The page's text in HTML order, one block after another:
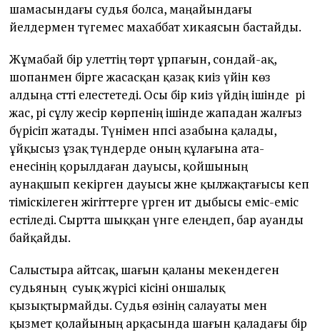
шамасындағы судья болса, маңайындағы
әйелдермен түгемес махаббат хикаясын бастайды.
Жұмабай бір әулеттің төрт ұрпағын, сондай-ақ,
шопанмен бірге жасасқан қазақ киіз үйін көз
алдыңа сәтті елестетеді. Осы бір киіз үйдің ішінде әрі
жас, әрі сұлу жесір көрпенің ішінде жападан жалғыз
бүрісіп жатады. Түнімен нәпсі азабына қалады,
ұйқысыз ұзақ түндерде оның құлағына ата-
енесінің қорылдаған дауысы, қойшының
аунақшып кекірген дауысы және қылжақтағысы кеп
тіміскілеген жігіттерге үрген ит дыбысы еміс-еміс
естіледі. Сыртта шыққан үнге елеңдеп, бар ауанды
байқайды.
Салыстыра айтсақ, шағын қаланы мекендеген
судьяның суық жүрісі кісіні оншалық
қызықтырмайды. Судья өзінің салауаты мен
қызмет қолайының арқасында шағын қаладағы бір